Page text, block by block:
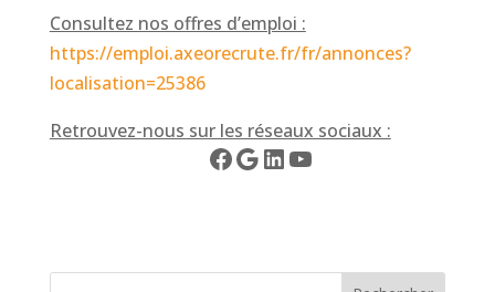
Consultez nos offres d’emploi :
https://emploi.axeorecrute.fr/fr/annonces?
localisation=25386
Retrouvez-nous sur les réseaux sociaux :
Facebook
Google
LinkedIn
YouTube